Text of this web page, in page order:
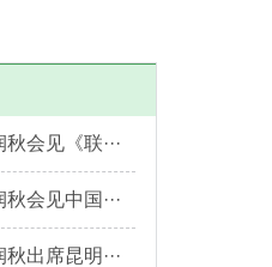
会见《联···
会见中国···
出席昆明···